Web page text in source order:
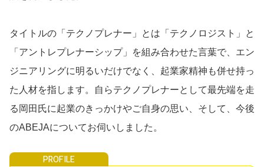
タイトルの「テクノプレナー」とは「テクノロジスト」と
「アントレプレナーシップ」を組み合わせた言葉で、エン
ジニアリングに明るいだけでなく、起業家精神も併せ持っ
た人材を指します。自らテクノプレナーとして最先端を走
る岡田氏に起業のきっかけやご自身の思い、そして、今後
のABEJAについてお伺いしました。